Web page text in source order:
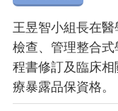
王昱智小組長在
檢查、管理整合
程書修訂及臨床
療暴露品保資格。